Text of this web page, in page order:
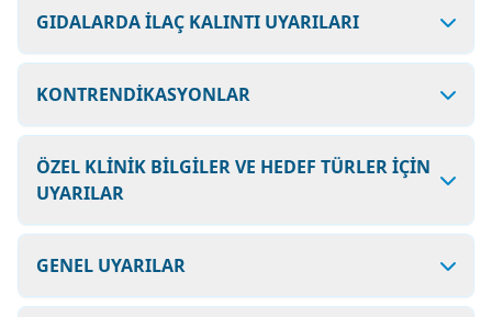
GIDALARDA İLAÇ KALINTI UYARILARI
KONTRENDİKASYONLAR
ÖZEL KLİNİK BİLGİLER VE HEDEF TÜRLER İÇİN
UYARILAR
GENEL UYARILAR